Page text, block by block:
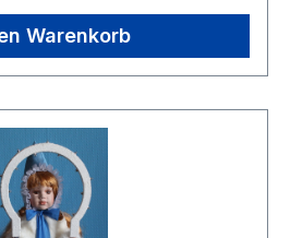
Warenkorb